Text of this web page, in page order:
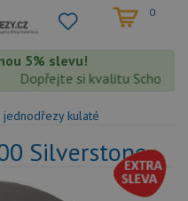
0
5% slevu!
Dopřejte si kvalitu Schock s
jednodřezy kulaté
Silverstone